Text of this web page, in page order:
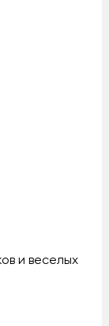
и веселых